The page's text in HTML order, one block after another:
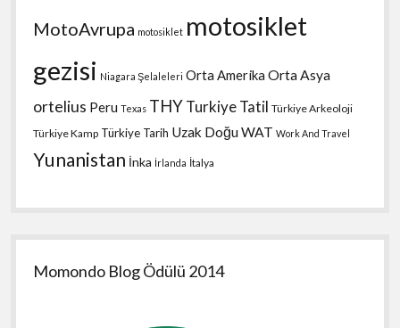
MotoAvrupa motosiklet motosiklet
gezisi Niagara Şelaleleri Orta Amerika Orta Asya
ortelius Peru Texas THYTurkiye Tatil Türkiye Arkeoloji
Türkiye Kamp Türkiye Tarih Uzak DoğuWAT Work And Travel
Yunanistan İnka İrlanda İtalya
Momondo Blog Ödülü 2014